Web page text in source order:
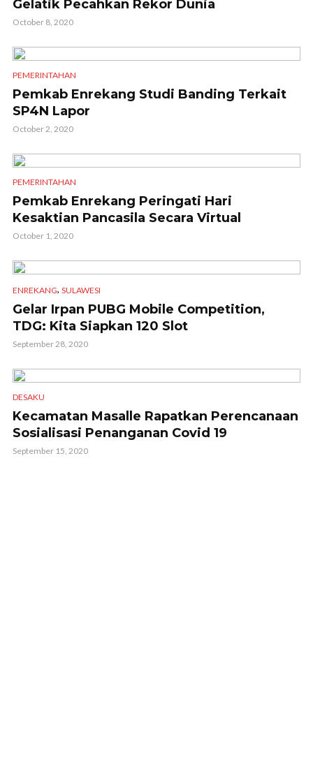
Gelatik Pecahkan Rekor Dunia
October 8, 2020
PEMERINTAHAN
Pemkab Enrekang Studi Banding Terkait
SP4N Lapor
October 2, 2020
PEMERINTAHAN
Pemkab Enrekang Peringati Hari
Kesaktian Pancasila Secara Virtual
October 1, 2020
ENREKANG, SULAWESI
Gelar Irpan PUBG Mobile Competition,
TDG: Kita Siapkan 120 Slot
September 28, 2020
DESAKU
Kecamatan Masalle Rapatkan Perencanaan
Sosialisasi Penanganan Covid 19
September 15, 2020